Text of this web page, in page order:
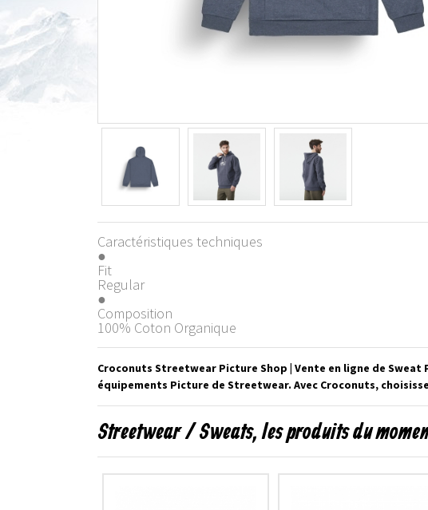
Caractéristiques techniques
●
Fit
Regular
●
Composition
100% Coton Organique
Croconuts Streetwear Picture Shop | Vente en ligne de
équipements Picture de Streetwear. Avec Croconuts,
Streetwear / Sweats, les produits du